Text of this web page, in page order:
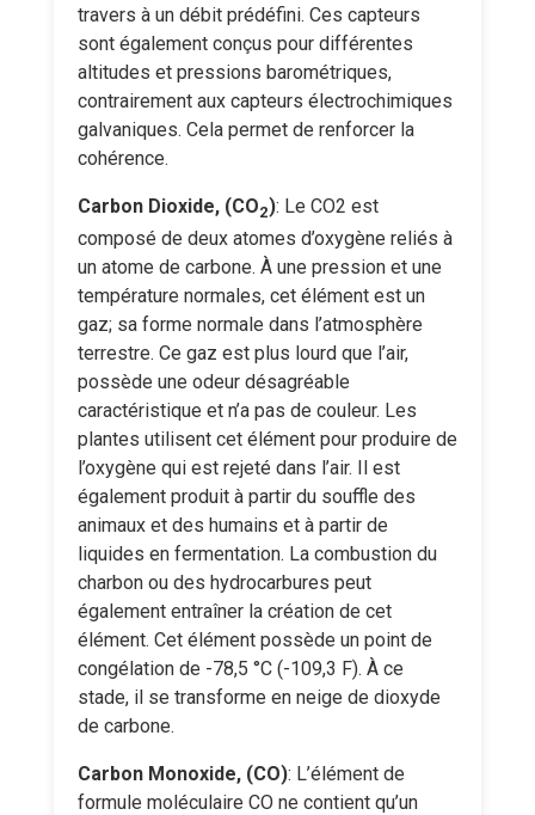
travers à un débit prédéfini. Ces capteurs
sont également conçus pour différentes
altitudes et pressions barométriques,
contrairement aux capteurs électrochimiques
galvaniques. Cela permet de renforcer la
cohérence.
Carbon Dioxide, (CO2): Le CO2 est
composé de deux atomes d’oxygène reliés à
un atome de carbone. À une pression et une
température normales, cet élément est un
gaz; sa forme normale dans l’atmosphère
terrestre. Ce gaz est plus lourd que l’air,
possède une odeur désagréable
caractéristique et n’a pas de couleur. Les
plantes utilisent cet élément pour produire de
l’oxygène qui est rejeté dans l’air. Il est
également produit à partir du souffle des
animaux et des humains et à partir de
liquides en fermentation. La combustion du
charbon ou des hydrocarbures peut
également entraîner la création de cet
élément. Cet élément possède un point de
congélation de -78,5 °C (-109,3 F). À ce
stade, il se transforme en neige de dioxyde
de carbone.
Carbon Monoxide, (CO): L’élément de
formule moléculaire CO ne contient qu’un